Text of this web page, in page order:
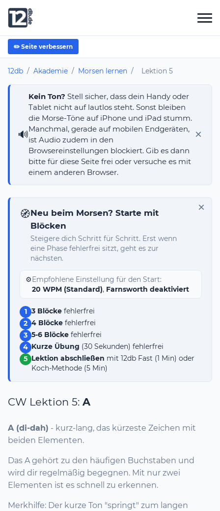
✏️ Seite verbessern
12db / Akademie / Morsen lernen / Lektion 5
🔊
Kein Ton? Stell sicher, dass dein Handy oder
Tablet nicht auf lautlos steht. Sonst bleiben
die Morse-Töne auf iPhone und iPad stumm.
Manchmal, gerade auf mobilen Endgeräten,
ist Audio zudem in den
Browsereinstellungen blockiert. Gib es dann
bitte für diese Seite frei oder versuche es mit
einem anderen Browser.
×
×
🧭Neu beim Morsen? Starte mit
Blöcken
Steigere dich Schritt für Schritt. Erst wenn
eine Phase fehlerfrei sitzt, geht es zur
nächsten.
⚙️Empfohlene Einstellung für den Start:
20 WPM (Standard), Farnsworth deaktiviert
1 3 Blöcke fehlerfrei
2 4 Blöcke fehlerfrei
3 5-6 Blöcke fehlerfrei
4 Kurze Übung (30 Sekunden) fehlerfrei
5 Lektion abschließen mit 12db Fast (1 Min) oder
Koch-Methode (5 Min)
CW Lektion 5: A
A (di-dah) - kurz-lang, das kürzeste Zeichen mit
beiden Elementen.
Das A gehört zu den häufigen Buchstaben und
wird dir regelmäßig begegnen. Mit nur zwei
Elementen ist es schnell zu erkennen.
Merkhilfe: Der kurze Ton "springt" zum langen